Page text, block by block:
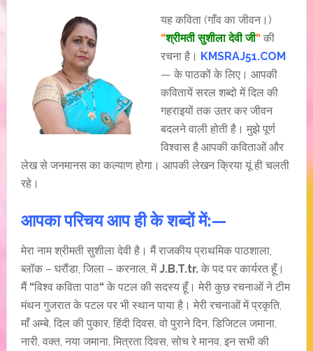
यह कविता (गाँव का जीवन।)
“श्रीमती सुशीला देवी जी“की
रचना है। KMSRAJ51.COM
— के पाठकों के लिए। आपकी
कवितायें सरल शब्दो में दिल की
गहराइयों तक उतर कर जीवन
बदलने वाली होती है। मुझे पूर्ण
विश्वास है आपकी कविताओं और
लेख से जनमानस का कल्याण होगा। आपकी लेखन क्रिया यूं ही चलती
रहे।
आपका परिचय आप ही के शब्दों में:—
मेरा नाम श्रीमती सुशीला देवी है। मैं राजकीय प्राथमिक पाठशाला,
ब्लॉक – घरौंडा, जिला – करनाल, मेंJ.B.T.tr.के पद पर कार्यरत हूँ।
मैं “विश्व कविता पाठ“के पटल की सदस्य हूँ। मेरी कुछ रचनाओं ने टीम
मंथन गुजरात के पटल पर भी स्थान पाया है। मेरी रचनाओं में प्रकृति,
माँ अम्बे, दिल की पुकार, हिंदी दिवस, वो पुराने दिन, डिजिटल जमाना,
नारी, वक्त, नया जमाना, मित्रता दिवस, सोच रे मानव, इन सभी की